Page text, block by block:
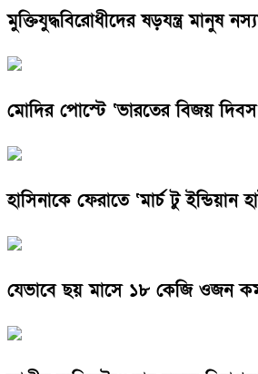
মুক্তিযুদ্ধবিরোধীদের ষড়যন্ত্র মানুষ
মোদির পোস্টে ‘ভারতের বিজয়
হাসিনাকে ফেরাতে ‘মার্চ টু
যেভাবে ছয় মাসে ১৮ কেজি ওজন